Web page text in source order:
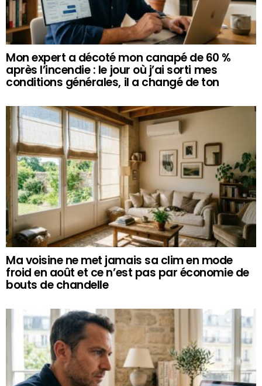
Mon expert a décoté mon canapé de 60 %
après l’incendie : le jour où j’ai sorti mes
conditions générales, il a changé de ton
Ma voisine ne met jamais sa clim en mode
froid en août et ce n’est pas par économie de
bouts de chandelle